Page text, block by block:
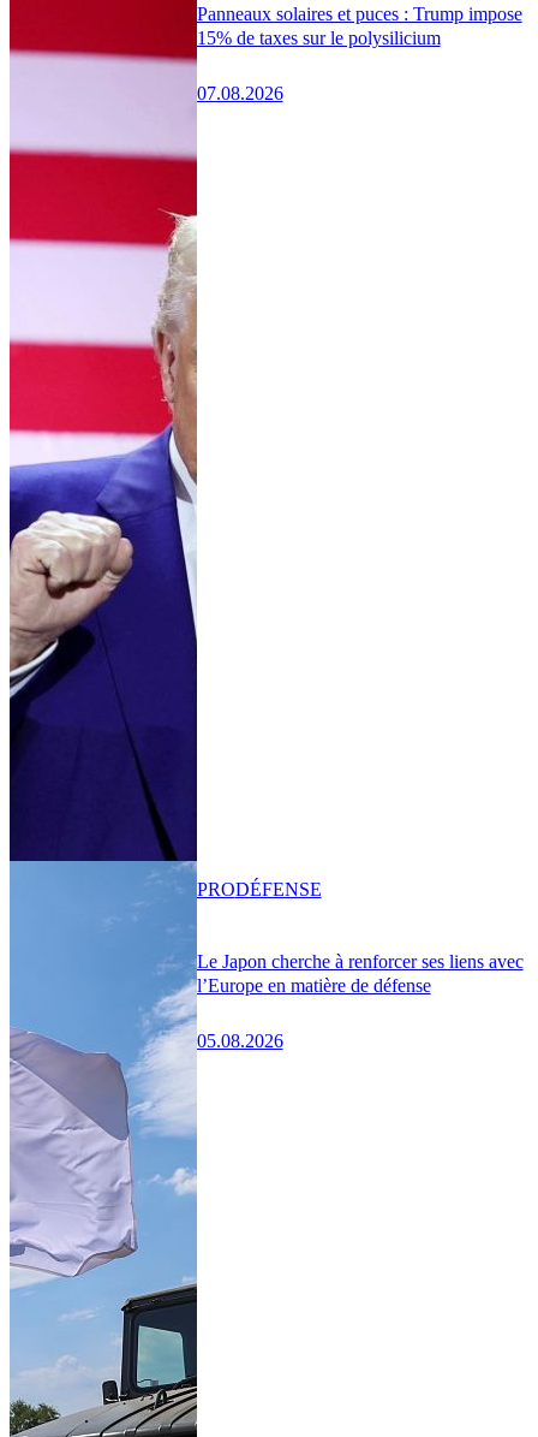
Panneaux solaires et puces : Trump impose
15% de taxes sur le polysilicium
07.08.2026
Le Japon cherche à renforcer ses liens avec
l’Europe en matière de défense
05.08.2026
PRODÉFENSE